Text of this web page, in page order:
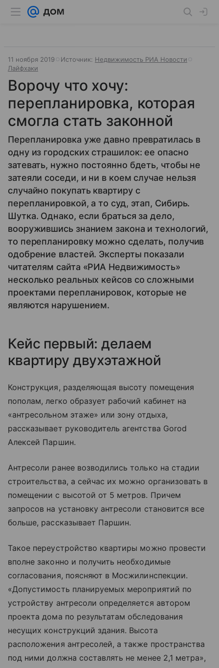
11 ноября 2019 Источник: Недвижимость РИА Новости
Лайфхаки
Ворочу что хочу:
перепланировка, которая
смогла стать законной
Перепланировка уже давно превратилась в
одну из городских страшилок: ее опасно
затевать, нужно постоянно бдеть, чтобы не
затеяли соседи, и ни в коем случае нельзя
случайно покупать квартиру с
перепланировкой, а то суд, этап, Сибирь.
Шутка. Однако, если браться за дело,
вооружившись знанием закона и технологий,
то перепланировку можно сделать, получив
одобрение властей. Эксперты показали
читателям сайта «РИА Недвижимость»
несколько реальных кейсов со сложными
проектами перепланировок, которые не
являются нарушением.
Кейс первый: делаем
квартиру двухэтажной
Конструкция, разделяющая высоту помещения
пополам, легко образует рабочий кабинет на
«антресольном этаже» или зону отдыха,
рассказывает руководитель агентства Gorod
Алексей Паршин.
Антресоли ранее возводились только на стадии
строительства, а сейчас их можно организовать в
помещении с высотой от 5 метров. Причем
запросов на установку антресоли становится все
больше, рассказывает Паршин.
Такое переустройство квартиры можно провести
вполне законно и получить необходимые
согласования, поясняют в Мосжилинспекции.
«Допустимость планируемых мероприятий по
устройству антресоли определяется автором
проекта дома по результатам обследования
несущих конструкций здания. Высота
расположения антресолей, а также пространства
под ними должна составлять не менее 2,1 метра»,